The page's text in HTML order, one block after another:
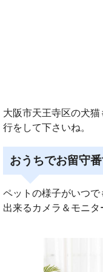
大阪市天王寺区の犬
行をして下さいね。
おうちでお留守
ペットの様子がいつ
出来るカメラ＆モニタ